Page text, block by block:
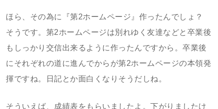
ほら、その為に『第2ホームページ』作ったんでしょ？
そうです。第2ホームページは別れゆく友達などと卒業後
もしっかり交信出来るように作ったんですから。卒業後
にそれぞれの道に進んでからが第2ホームページの本領発
揮ですね。日記とか面白くなりそうだしね。
そういえば、成績表をもらいましたよ。下がりましたけ